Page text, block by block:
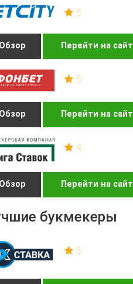
5
Обзор Перейти на сайт
5
Обзор Перейти на сайт
4
Обзор Перейти на сайт
букмекеры
5